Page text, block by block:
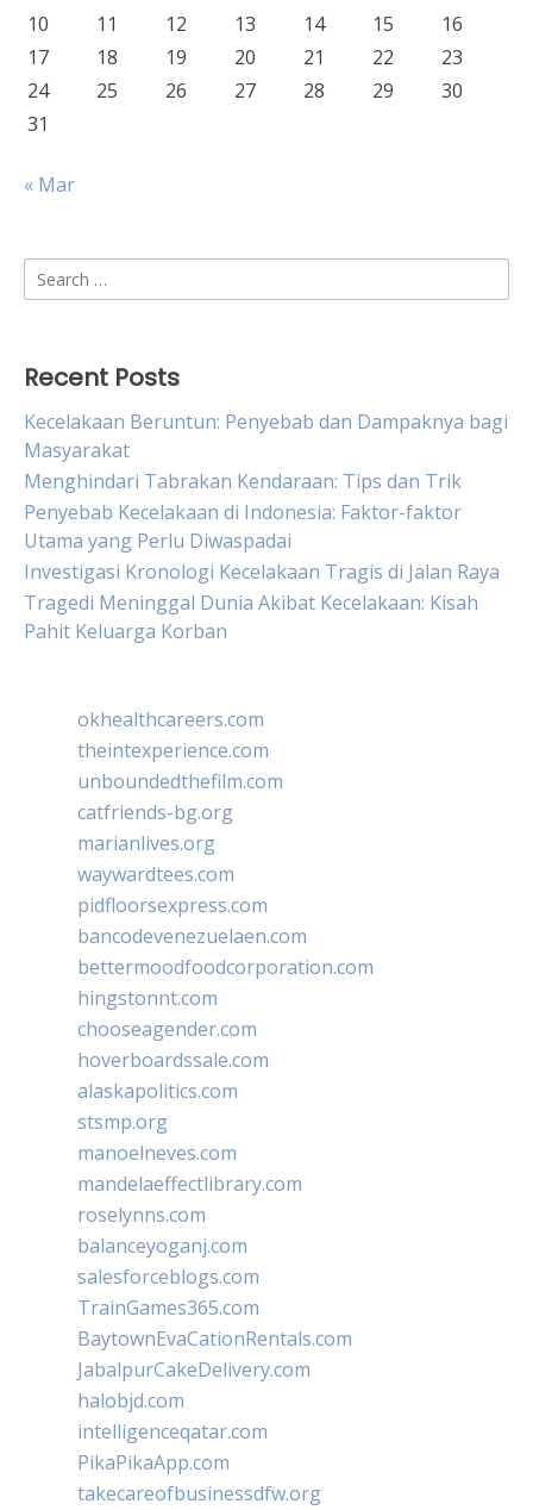
10
11 12 13 14 15
16
17
18 19 20 21 22
23
24
25 26 27 28 29
30
31
« Mar
Search
for:
Recent Posts
Kecelakaan Beruntun: Penyebab dan Dampaknya bagi
Masyarakat
Menghindari Tabrakan Kendaraan: Tips dan Trik
Penyebab Kecelakaan di Indonesia: Faktor-faktor
Utama yang Perlu Diwaspadai
Investigasi Kronologi Kecelakaan Tragis di Jalan Raya
Tragedi Meninggal Dunia Akibat Kecelakaan: Kisah
Pahit Keluarga Korban
okhealthcareers.com
theintexperience.com
unboundedthefilm.com
catfriends-bg.org
marianlives.org
waywardtees.com
pidfloorsexpress.com
bancodevenezuelaen.com
bettermoodfoodcorporation.com
hingstonnt.com
chooseagender.com
hoverboardssale.com
alaskapolitics.com
stsmp.org
manoelneves.com
mandelaeffectlibrary.com
roselynns.com
balanceyoganj.com
salesforceblogs.com
TrainGames365.com
BaytownEvaCationRentals.com
JabalpurCakeDelivery.com
halobjd.com
intelligenceqatar.com
PikaPikaApp.com
takecareofbusinessdfw.org